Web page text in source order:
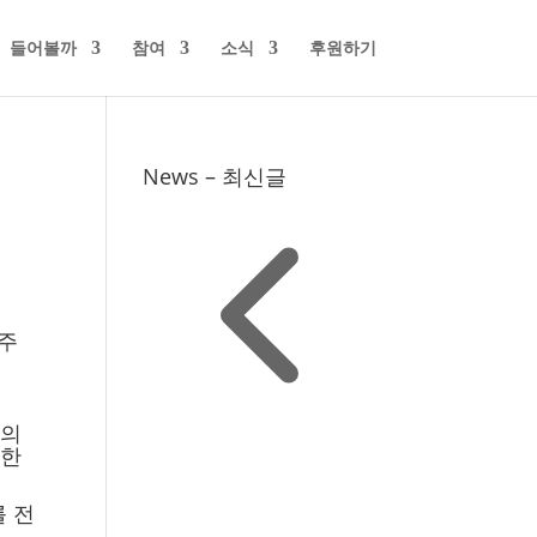
들어볼까 참여 소식 후원하기
전
News – 최신글